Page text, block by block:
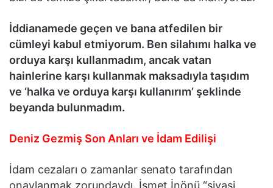
İddianamede geçen ve bana atfedilen bir
cümleyi kabul etmiyorum. Ben silahımı halka ve
orduya karşı kullanmadım, ancak vatan
hainlerine karşı kullanmak maksadıyla taşıdım
ve ‘halka ve orduya karşı kullanırım’ şeklinde
beyanda bulunmadım.
Deniz Gezmiş Son Anları ve İdam Edilişi
İdam cezaları o zamanlar senato tarafından
onaylanmak zorundaydı. İsmet İnönü “siyasi